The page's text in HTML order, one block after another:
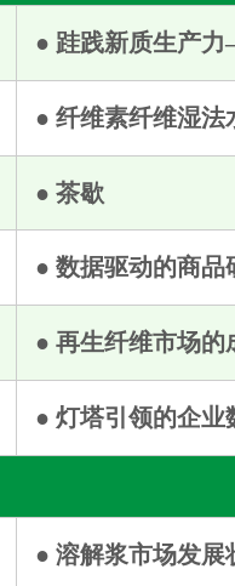
● 跬践新质生产
● 纤维素纤维湿法
● 茶歇
● 数据驱动的商品
● 再生纤维市场的
● 灯塔引领的企业
● 溶解浆市场发展
Aditya Birla Chemicals
疆兴泰纤维科技有限公司
徐州嘉信纺织有限公司
宾丝丽雅纺织贸易有限公司
华瑞信息资讯股份有限公司
城集团股份有限公司北市场
中国化学纤维工业协会